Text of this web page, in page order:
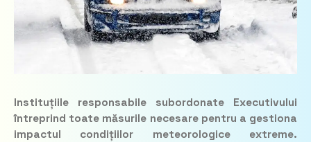
Instituțiile responsabile subordonate Executivului
întreprind toate măsurile necesare pentru a gestiona
impactul condițiilor meteorologice extreme.